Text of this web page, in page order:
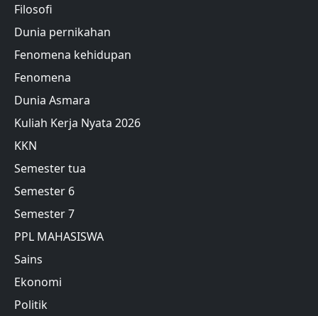
Filosofi
Dunia pernikahan
Fenomena kehidupan
Fenomena
Dunia Asmara
Kuliah Kerja Nyata 2026
KKN
Semester tua
Semester 6
Semester 7
PPL MAHASISWA
Sains
Ekonomi
Politik